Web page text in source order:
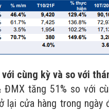
với cùng kỳ và so với
ĐMX tăng 51% so với
lại cửa hàng trong